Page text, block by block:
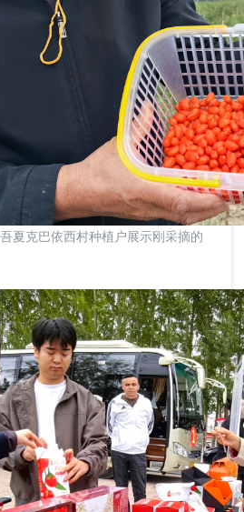
夏克巴依西村种植户展示刚采摘的